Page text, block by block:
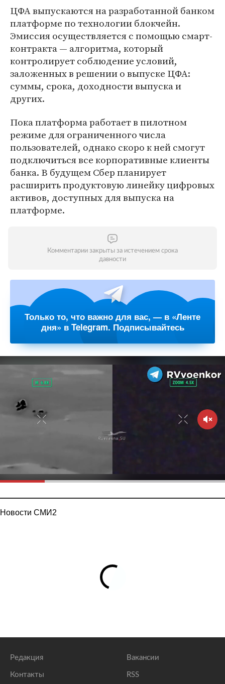
ЦФА выпускаются на разработанной банком
платформе по технологии блокчейн.
Эмиссия осуществляется с помощью смарт-
контракта — алгоритма, который
контролирует соблюдение условий,
заложенных в решении о выпуске ЦФА:
суммы, срока, доходности выпуска и
других.
Пока платформа работает в пилотном
режиме для ограниченного числа
пользователей, однако скоро к ней смогут
подключиться все корпоративные клиенты
банка. В будущем Сбер планирует
расширить продуктовую линейку цифровых
активов, доступных для выпуска на
платформе.
Комментарии закрыты за истечением срока
давности
Только то, что важно для вас, — в «Ленте
дня» в Telegram. Подписывайтесь
Новости СМИ2
Редакция
Контакты
Вакансии
RSS